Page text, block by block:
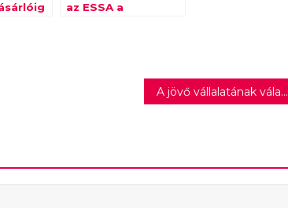
az ESSA a
A jövő vállalatának választották a Schneider Electric-et